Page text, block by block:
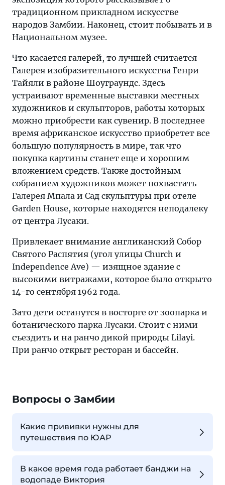
традиционном прикладном искусстве
народов Замбии. Наконец, стоит побывать и в
Национальном музее.
Что касается галерей, то лучшей считается
Галерея изобразительного искусства Генри
Тайяли в районе Шоуграундс. Здесь
устраивают временные выставки местных
художников и скульпторов, работы которых
можно приобрести как сувенир. В последнее
время африканское искусство приобретет все
большую популярность в мире, так что
покупка картины станет еще и хорошим
вложением средств. Также достойным
собранием художников может похвастать
Галерея Мпала и Сад скульптуры при отеле
Garden House, которые находятся неподалеку
от центра Лусаки.
Привлекает внимание англиканский Собор
Святого Распятия (угол улицы Church и
Independence Ave) — изящное здание с
высокими витражами, которое было открыто
14-го сентября 1962 года.
Зато дети останутся в восторге от зоопарка и
ботанического парка Лусаки. Стоит с ними
съездить и на ранчо дикой природы Lilayi.
При ранчо открыт ресторан и бассейн.
Вопросы о Замбии
Какие прививки нужны для
путешествия по ЮАР
В какое время года работает банджи на
водопаде Виктория